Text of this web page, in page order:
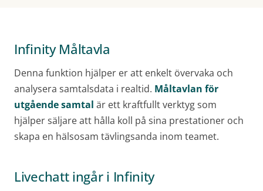
Infinity Måltavla
Denna funktion hjälper er att enkelt övervaka och
analysera samtalsdata i realtid. Måltavlan för
utgående samtal är ett kraftfullt verktyg som
hjälper säljare att hålla koll på sina prestationer och
skapa en hälsosam tävlingsanda inom teamet.
Livechatt ingår i Infinity